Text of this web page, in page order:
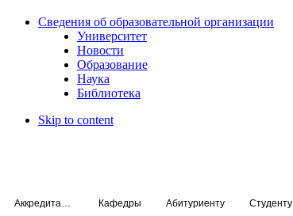
Сведения об образовательной организации
Университет
Новости
Образование
Наука
Библиотека
Skip to content
Кафедры Абитуриенту Студенту